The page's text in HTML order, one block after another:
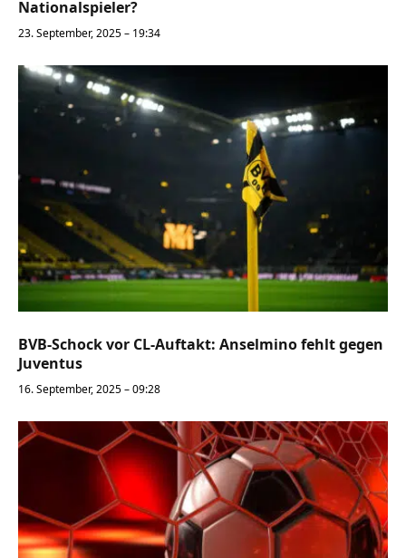
Nationalspieler?
23. September, 2025 – 19:34
BVB-Schock vor CL-Auftakt: Anselmino fehlt gegen
Juventus
16. September, 2025 – 09:28